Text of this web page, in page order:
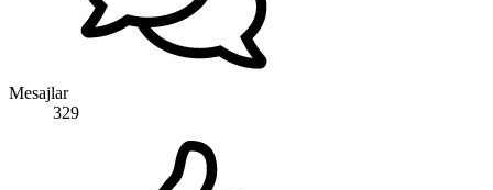
Mesajlar
329